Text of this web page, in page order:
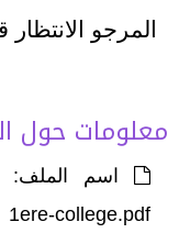
المرجو
معلومات حول
1ere-college.pdf